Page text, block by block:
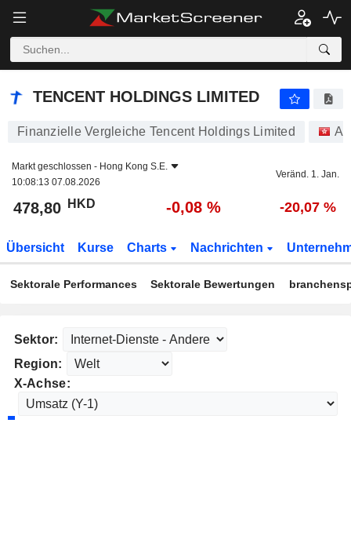
TENCENT HOLDINGS LIMITED
Finanzielle Vergleiche Tencent Holdings Limited
Markt geschlossen - Hong Kong S.E.
10:08:13 07.08.2026
Veränd. 1. Jan.
478,80 HKD -0,08 % -20,07 %
Übersicht Kurse Charts Nachrichten
Sektorale Performances Sektorale Bewertungen
Sektor:
Region:
X-Achse: